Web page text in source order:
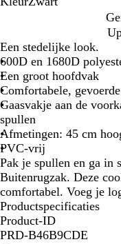
a
r
t
Een stedelijke look.
600D en 1680D
Een groot hoofdvak
Comfortabele,
Gaasvakje aan de
spullen
Afmetingen: 45 cm
PVC-vrij
Pak je spullen en ga in
Buitenrugzak. Deze
comfortabel. Voeg je
Productspecificaties
Product-ID
PRD-B46B9CDE